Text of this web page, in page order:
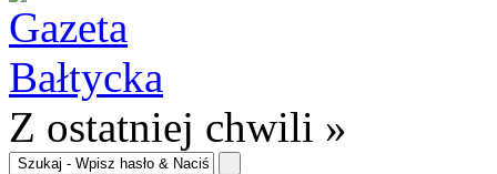
Z ostatniej chwili »